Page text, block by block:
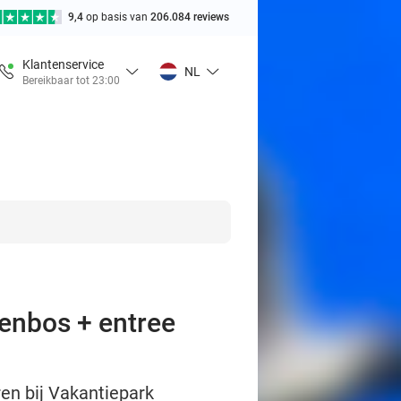
9,4 op basis van 206.084 reviews
Klantenservice
Bereikbaar tot 23:00
NL
+ entree
bij Vakantiepark